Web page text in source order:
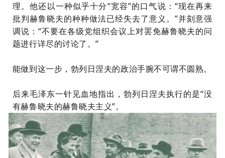
理。他还以一种似乎十分“宽容”的口气说：“现在再来
批判赫鲁晓夫的种种做法已经失去了意义。”并刻意强
调说：“不要在各级党组织会议上对罢免赫鲁晓夫的问
题进行详尽的讨论了。”
能做到这一步，勃列日涅夫的政治手腕不可谓不圆熟。
后来毛泽东一针见血地指出，勃列日涅夫执行的是“没
有赫鲁晓夫的赫鲁晓夫主义”。